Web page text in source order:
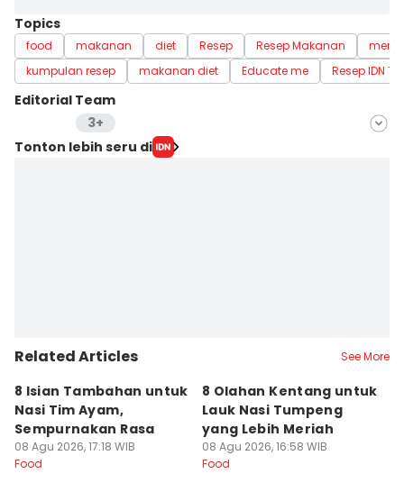
Topics
food makanan diet Resep Resep Makanan
menu
kumpulan resep
makanan diet Educate me Resep IDN
Editorial Team
3+
Editor
Tonton lebih seru di
Related Articles See More
8 Isian Tambahan untuk
Nasi Tim Ayam,
Sempurnakan Rasa
08 Agu 2026, 17:18 WIB
Food
8 Olahan Kentang untuk
Lauk Nasi Tumpeng
yang Lebih Meriah
08 Agu 2026, 16:58 WIB
Food